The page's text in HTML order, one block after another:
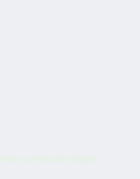
et préparation légère.